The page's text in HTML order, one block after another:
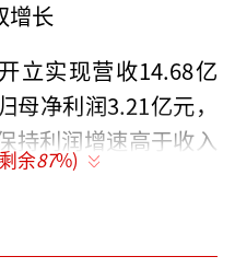
增长
立实现营收14.68亿
净利润3.21亿元，
持利润增速高于收入
收4.24亿元，同比上
万元，同比下降3
余87%)